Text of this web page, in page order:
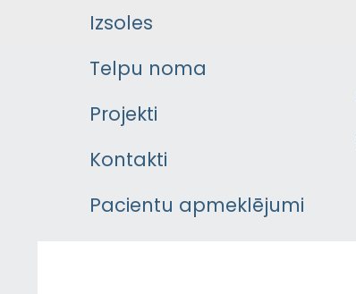
Izsoles
Telpu noma
Projekti
Kontakti
Pacientu apmeklējumi